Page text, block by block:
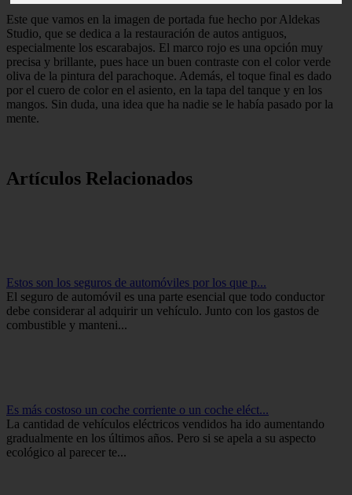
Este que vamos en la imagen de portada fue hecho por Aldekas
Studio, que se dedica a la restauración de autos antiguos,
especialmente los escarabajos. El marco rojo es una opción muy
precisa y brillante, pues hace un buen contraste con el color verde
oliva de la pintura del parachoque. Además, el toque final es dado
por el cuero de color en el asiento, en la tapa del tanque y en los
mangos. Sin duda, una idea que ha nadie se le había pasado por la
mente.
Artículos Relacionados
Estos son los seguros de automóviles por los que p...
El seguro de automóvil es una parte esencial que todo conductor
debe considerar al adquirir un vehículo. Junto con los gastos de
combustible y manteni...
Es más costoso un coche corriente o un coche eléct...
La cantidad de vehículos eléctricos vendidos ha ido aumentando
gradualmente en los últimos años. Pero si se apela a su aspecto
ecológico al parecer te...